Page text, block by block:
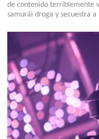
de contenido terriblemente
samurái droga y secuestra